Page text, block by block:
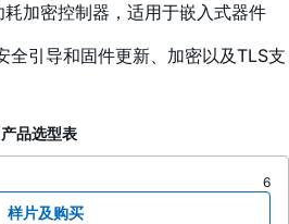
耗加密控制器，适用于嵌入式器件
全引导和固件更新、加密以及TLS支
产品选型表
6
样片及购买